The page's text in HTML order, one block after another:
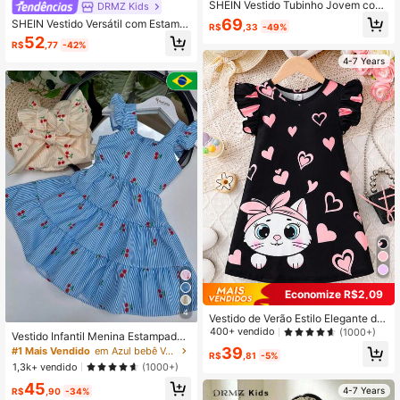
DRMZ Kids
SHEIN Vestido Versátil com Estamp
a Digital Floral Azul, Trança Dourad
a e Decoração com Borla
R$52 ,77 -42%
4
Vestido Infantil Menina Estampado
Casual Lançamento Verão
#1 Mais Vendido
em Azul bebê Vestidos para meninas
1,3k+ vendido
(1000+)
R$45 ,90 -34%
SHEIN Vestido Tubinho Jovem com
Decote Redondo, Painel de Malha
Contrastante e Floral Tecido
R$69 ,33 -49%
4-7 Years
Economize R$2,09
Vestido de Verão Estilo Elegante de
Senhorita Jovem, Vestido Casual Es
urta com Estampa de Gato e Coraç
sátil, Roupa de Férias Respirável pa
ra Meninas Jovens no Verão
400+ vendido (1000+)
R$39 ,81 -5%
4-7 Years